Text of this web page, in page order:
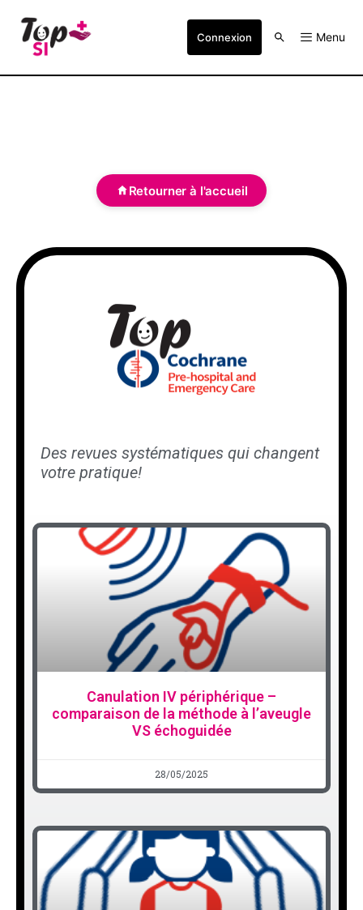
Connexion Menu
Retourner à l'accueil
Des revues systématiques qui changent
votre pratique!
Canulation IV périphérique –
comparaison de la méthode à l’aveugle
VS échoguidée
28/05/2025